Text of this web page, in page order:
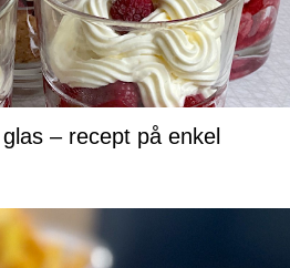
– recept på enkel